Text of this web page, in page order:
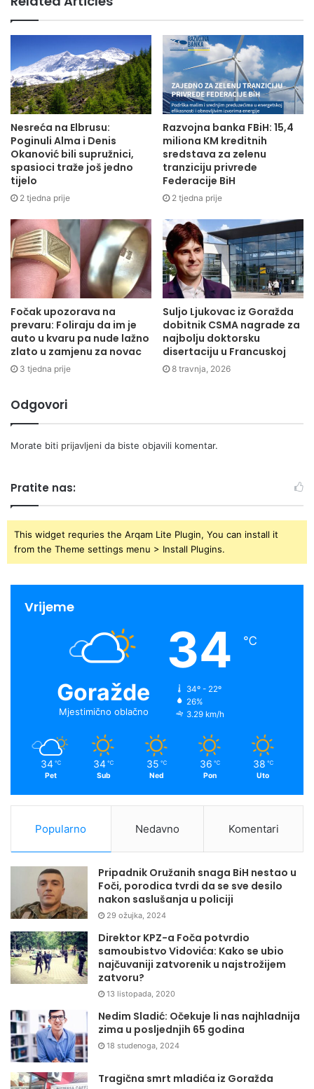
Nesreća na Elbrusu:
Poginuli Alma i Denis
Okanović bili supružnici,
spasioci traže još jedno
tijelo
2 tjedna prije
Razvojna banka FBiH: 15,4
miliona KM kreditnih
sredstava za zelenu
tranziciju privrede
Federacije BiH
2 tjedna prije
Fočak upozorava na
prevaru: Foliraju da im je
auto u kvaru pa nude lažno
zlato u zamjenu za novac
3 tjedna prije
Suljo Ljukovac iz Goražda
dobitnik CSMA nagrade za
najbolju doktorsku
disertaciju u Francuskoj
8 travnja, 2026
Odgovori
Morate biti prijavljeni da biste objavili komentar.
Pratite nas:
This widget requries the Arqam Lite Plugin, You can install it
from the Theme settings menu > Install Plugins.
Vrijeme
Goražde
Mjestimično oblačno
34 ℃
34º - 22º
26%
3.29 km/h
34 ℃
Pet
34 ℃
Sub
35 ℃
Ned
36 ℃
Pon
38 ℃
Uto
Popularno Nedavno Komentari
Pripadnik Oružanih snaga BiH nestao u
Foči, porodica tvrdi da se sve desilo
nakon saslušanja u policiji
29 ožujka, 2024
Direktor KPZ-a Foča potvrdio
samoubistvo Vidovića: Kako se ubio
najčuvaniji zatvorenik u najstrožijem
zatvoru?
13 listopada, 2020
Nedim Sladić: Očekuje li nas najhladnija
zima u posljednjih 65 godina
18 studenoga, 2024
Tragična smrt mladića iz Goražda